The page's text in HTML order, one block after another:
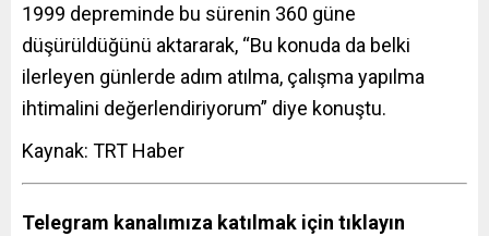
1999 depreminde bu sürenin 360 güne
düşürüldüğünü aktararak, “Bu konuda da belki
ilerleyen günlerde adım atılma, çalışma yapılma
ihtimalini değerlendiriyorum” diye konuştu.
Kaynak: TRT Haber
Telegram kanalımıza katılmak için tıklayın